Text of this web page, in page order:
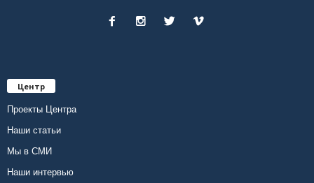
Центр
Проекты Центра
Наши статьи
Мы в СМИ
Наши интервью